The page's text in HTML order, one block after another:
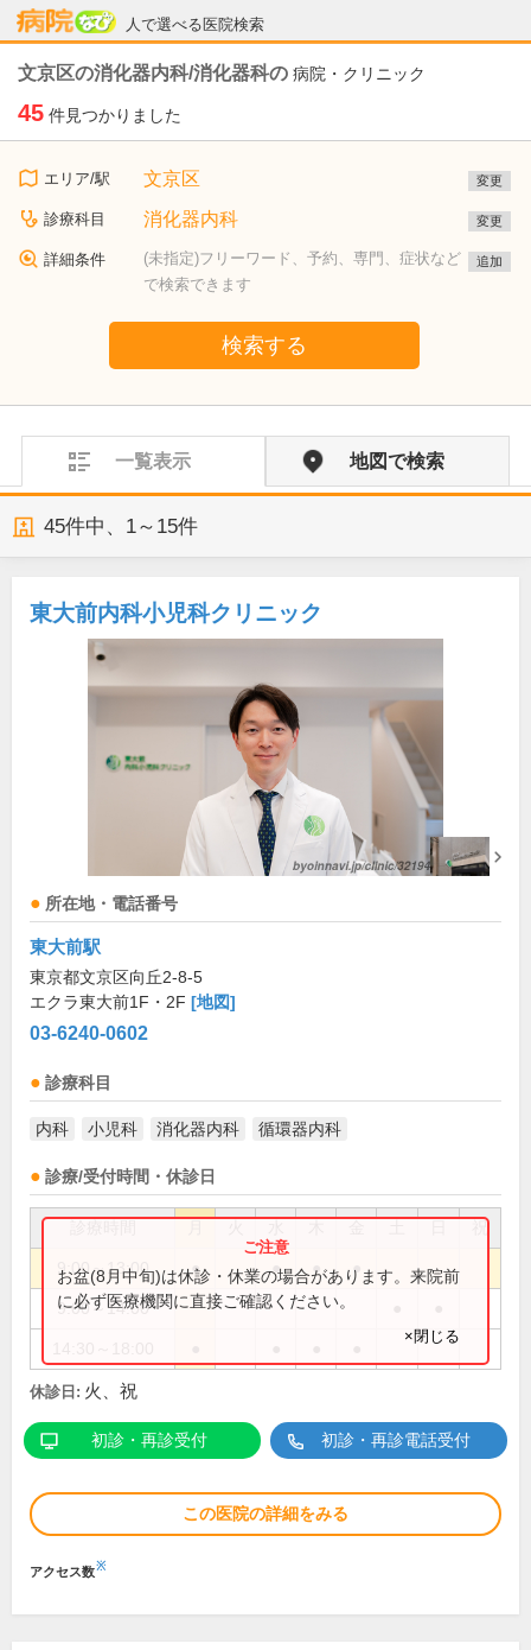
人で選べる医院検索
病院なび
文京区の消化器内科/消化器科の 病院・クリニック
45 件見つかりました
エリア/駅 文京区 変更
診療科目 消化器内科 変更
詳細条件
(未指定)フリーワード、予約、専門、症状など
で検索できます
追加
検索する
一覧表示 地図で検索
45件中、 1～15件
東大前内科小児科クリニック
所在地・電話番号
東大前駅
東京都文京区向丘2-8-5
エクラ東大前1F・2F [地図]
03-6240-0602
診療科目
内科 小児科 消化器内科 循環器内科
診療/受付時間・休診日
祝
9:00～13:00 ● ● ● ●
9:00～14:00
お盆(8月中旬)は休診・休業の場合があります。来院前
に必ず医療機関に直接ご確認ください。
×閉じる
休診日: 火、祝
初診・再診受付 初診・再診電話受付
この医院の詳細をみる
アクセス数※